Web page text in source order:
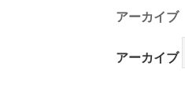
アーカイブ
アーカイブ